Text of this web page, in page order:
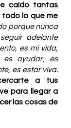
caído tantas
todo lo que me
porque nunca
adelante
es mi vida,
es ayudar, es
es estar viva.
a tus
para llegar a
las cosas de